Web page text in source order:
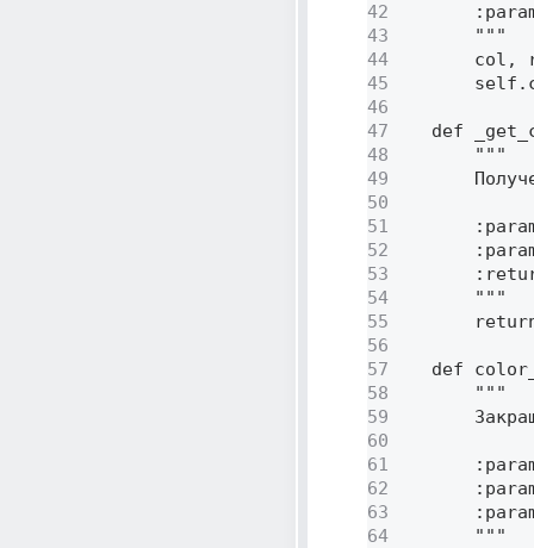
42
43
44
45
46
47
48
49
50
51
52
53
54
55
56
57
58
59
60
61
62
63
64
        """
col,
def
        """
        """
def
        """
        """